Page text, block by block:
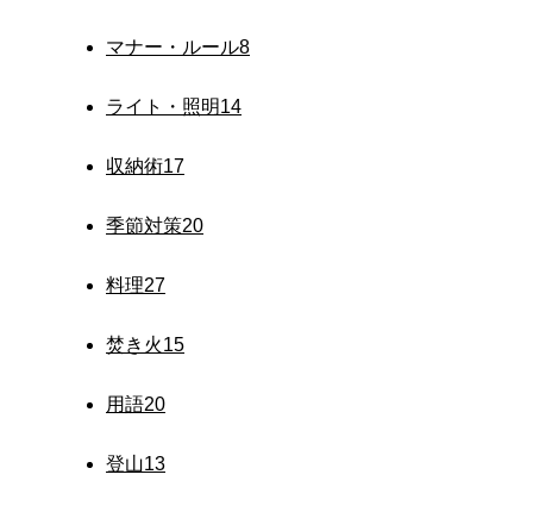
マナー・ルール8
ライト・照明14
収納術17
季節対策20
料理27
焚き火15
用語20
登山13